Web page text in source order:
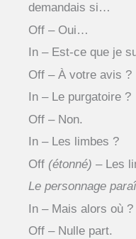
demandais si…
Off – Oui…
In – Est-ce que je
Off – À votre avis ?
In – Le purgatoire ?
Off – Non.
In – Les limbes ?
Off (étonné) – Les
Le personnage
In – Mais alors où ?
Off – Nulle part.